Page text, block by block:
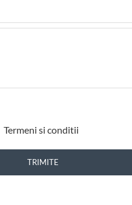
Termeni si conditii
TRIMITE